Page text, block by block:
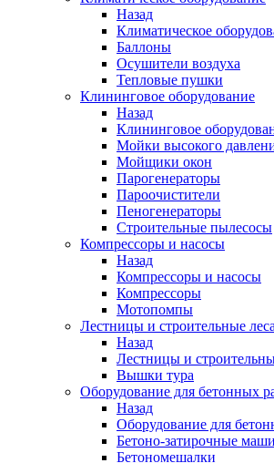
Назад
Климатическое
Баллоны
Осушители воздуха
Тепловые пушки
Клининговое оборудование
Назад
Клининговое
Мойки высокого
Мойщики окон
Парогенераторы
Пароочистители
Пеногенераторы
Строительные пылесосы
Компрессоры и насосы
Назад
Компрессоры и насосы
Компрессоры
Мотопомпы
Лестницы и строительные леса
Назад
Лестницы и
Вышки тура
Оборудование для бетонных
Назад
Оборудование для
Бетоно-затирочные
Бетономешалки